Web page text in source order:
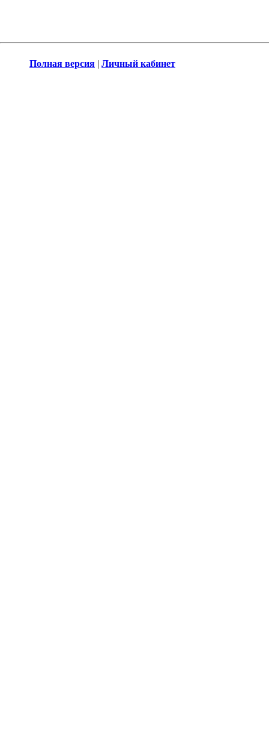
Полная версия | Личный кабинет